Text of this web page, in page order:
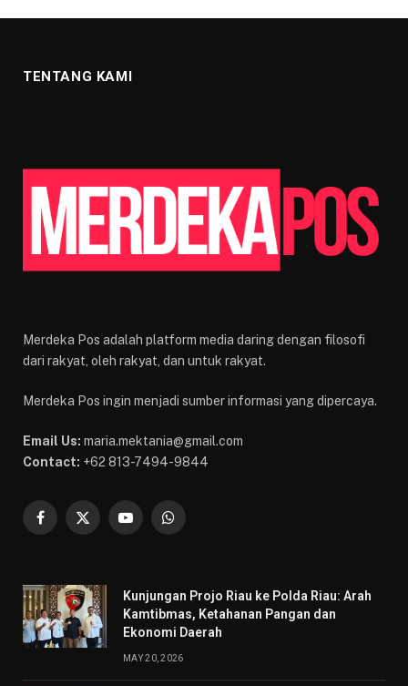
TENTANG KAMI
Merdeka Pos adalah platform media daring dengan filosofi
dari rakyat, oleh rakyat, dan untuk rakyat.
Merdeka Pos ingin menjadi sumber informasi yang dipercaya.
Email Us: maria.mektania@gmail.com
Contact: +62 813-7494-9844
Facebook
X
YouTubeWhatsApp
Kunjungan Projo Riau ke Polda Riau: Arah
Kamtibmas, Ketahanan Pangan dan
Ekonomi Daerah
MAY 20, 2026